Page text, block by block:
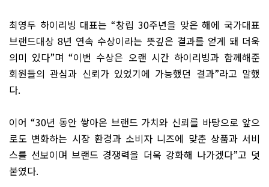
최영두 하이리빙 대표는“창립 30주년을 맞은 해에 국가대표
브랜드대상8년 연속 수상이라는 뜻깊은 결과를 얻게 돼 더욱
의미 있다”며“이번 수상은 오랜 시간 하이리빙과 함께해준
회원들의 관심과 신뢰가 있었기에 가능했던 결과”라고 말했
다.
이어 “30년 동안 쌓아온 브랜드 가치와 신뢰를 바탕으로 앞으
로도 변화하는 시장 환경과 소비자 니즈에 맞춘 상품과 서비
스를 선보이며 브랜드 경쟁력을 더욱 강화해 나가겠다”고 덧
붙였다.